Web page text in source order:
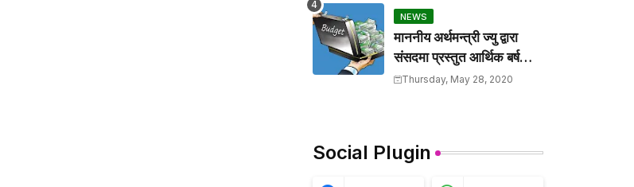
NEWS
माननीय अर्थमन्त्री ज्यु द्वारा
संसदमा प्रस्तुत आर्थिक बर्ष
२०७७/२०७८ को बजेटमा
Thursday, May 28, 2020
Social Plugin